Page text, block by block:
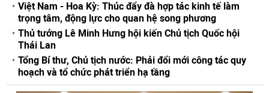
Việt Nam - Hoa Kỳ: Thúc đẩy đà hợp tác kinh tế làm
trọng tâm, động lực cho quan hệ song phương
Thủ tướng Lê Minh Hưng hội kiến Chủ tịch Quốc hội
Thái Lan
Tổng Bí thư, Chủ tịch nước: Phải đổi mới công tác quy
hoạch và tổ chức phát triển hạ tầng